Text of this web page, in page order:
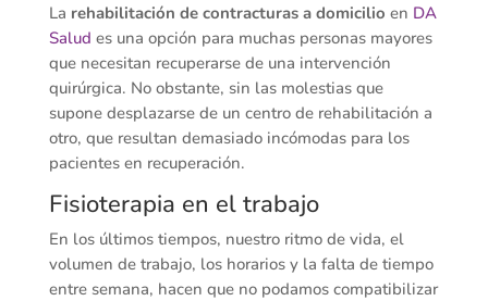
La rehabilitación de contracturas a domicilio en DA
Salud es una opción para muchas personas mayores
que necesitan recuperarse de una intervención
quirúrgica. No obstante, sin las molestias que
supone desplazarse de un centro de rehabilitación a
otro, que resultan demasiado incómodas para los
pacientes en recuperación.
Fisioterapia en el trabajo
En los últimos tiempos, nuestro ritmo de vida, el
volumen de trabajo, los horarios y la falta de tiempo
entre semana, hacen que no podamos compatibilizar